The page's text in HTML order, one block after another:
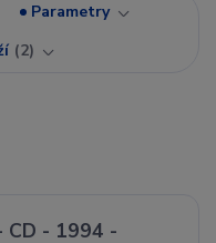
Parametry
2
CD - 1994 -